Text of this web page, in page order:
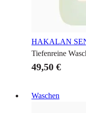
HAKALAN
Tiefenreine
49,50 €
Waschen